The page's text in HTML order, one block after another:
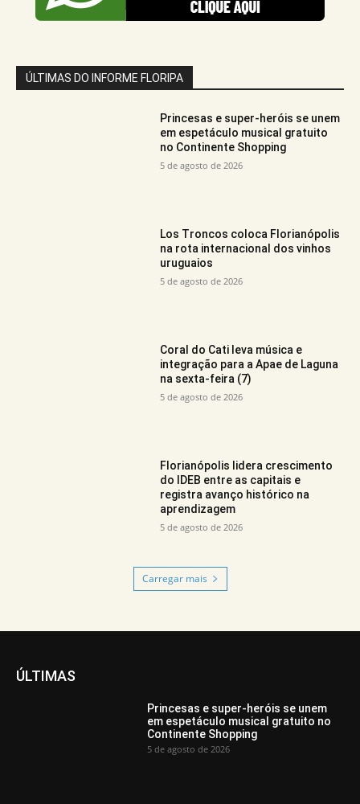
ÚLTIMAS DO INFORME FLORIPA
Princesas e super-heróis se unem
em espetáculo musical gratuito
no Continente Shopping
5 de agosto de 2026
Los Troncos coloca Florianópolis
na rota internacional dos vinhos
uruguaios
5 de agosto de 2026
Coral do Cati leva música e
integração para a Apae de Laguna
na sexta-feira (7)
5 de agosto de 2026
Florianópolis lidera crescimento
do IDEB entre as capitais e
registra avanço histórico na
aprendizagem
5 de agosto de 2026
Carregar mais
ÚLTIMAS
Princesas e super-heróis se unem
em espetáculo musical gratuito no
Continente Shopping
5 de agosto de 2026